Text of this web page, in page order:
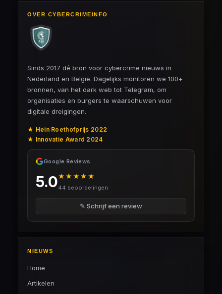
OVER CYBERCRIMEINFO
Sinds 2017 dé bron voor cybercrime nieuws in
Nederland en België. Dagelijks monitoren we 100+
bronnen, van het dark web tot Telegram, om
organisaties en burgers te waarschuwen voor
digitale dreigingen.
★ Hein Roethofprijs 2022
★ Innovatie Award 2024
Google Reviews
5.0★★★★★
44 beoordelingen
✎ Schrijf een review
NIEUWS
Home
Artikelen